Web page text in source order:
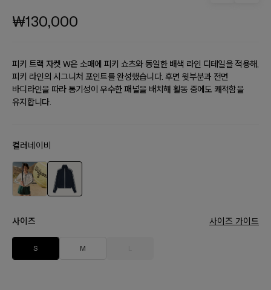
₩130,000
피키 트랙 자켓 W은 소매에 피키 쇼츠와 동일한 배색 라인 디테일을 적용해,
피키 라인의 시그니처 포인트를 완성했습니다. 후면 윗부분과 전면
바디라인을 따라 통기성이 우수한 패널을 배치해 활동 중에도 쾌적함을
유지합니다.
컬러 네이비
사이즈 사이즈 가이드
S M